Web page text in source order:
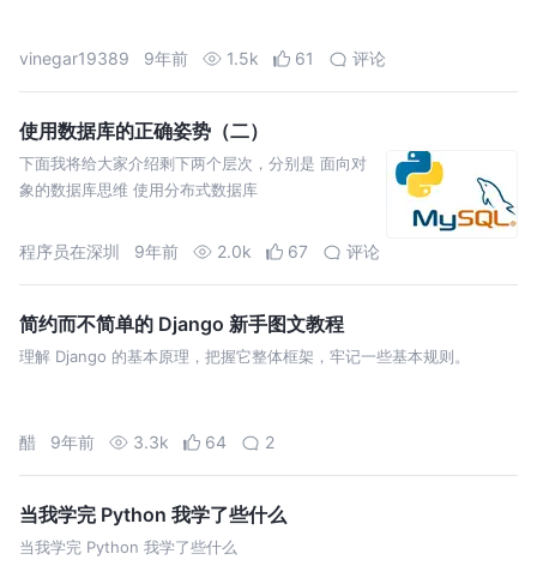
vinegar19389 9年前 1.5k 61 评论
使用数据库的正确姿势（二）
下面我将给大家介绍剩下两个层次，分别是 面向对
象的数据库思维 使用分布式数据库
程序员在深圳 9年前 2.0k 67 评论
简约而不简单的 Django 新手图文教程
理解 Django 的基本原理，把握它整体框架，牢记一些基本规则。
醋 9年前 3.3k 64 2
当我学完 Python 我学了些什么
当我学完 Python 我学了些什么